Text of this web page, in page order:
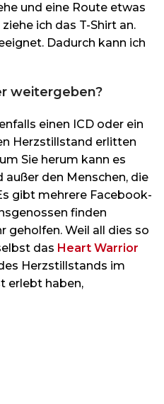
und eine Route etwas
ich das T-Shirt an.
Dadurch kann ich
weitergeben?
einen ICD oder ein
Herzstillstand erlitten
Sie herum kann es
den Menschen, die
gibt mehrere Facebook-
finden
geholfen. Weil all dies so
das Heart Warrior
Herzstillstands im
erlebt haben,